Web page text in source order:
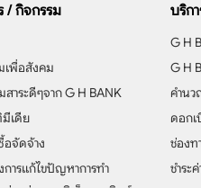
/ กิจกรรม
เพื่อสังคม
สาระดีๆจาก G H BANK
เดีย
อจัดจ้าง
การแก้ไขปัญหาการทำ
บริก
G H
G H
คำนว
ดอกเ
ช่องท
ชำระ